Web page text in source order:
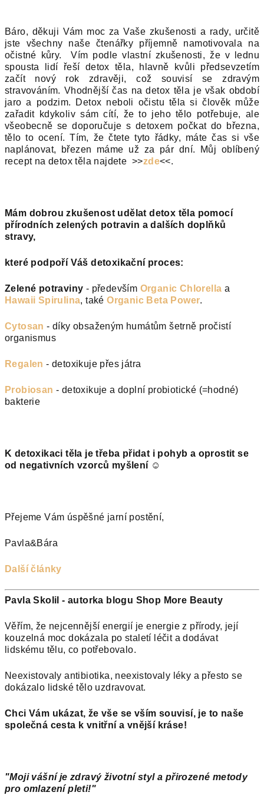
Báro, děkuji Vám moc za Vaše zkušenosti a rady, určitě
jste všechny naše čtenářky příjemně namotivovala na
očistné kůry.Vím podle vlastní zkušenosti, že v lednu
spousta lidí řeší detox těla, hlavně kvůli předsevzetím
začít nový rok zdravěji, což souvisí se zdravým
stravováním. Vhodnější čas na detox těla je však období
jaro a podzim. Detox neboli očistu těla si člověk může
zařadit kdykoliv sám cítí, že to jeho tělo potřebuje, ale
všeobecně se doporučuje s detoxem počkat do března,
tělo to ocení. Tím, že čtete tyto řádky, máte čas si vše
naplánovat, březen máme už za pár dní. Můj oblíbený
recept na detox těla najdete >>zde<<.
Mám dobrou zkušenost udělat detox těla pomocí
přírodních zelených potravin a dalších doplňků
stravy,
které podpoří Váš detoxikační proces:
Zelené potraviny - především Organic Chlorella a
Hawaii Spirulina, také Organic Beta Power.
Cytosan - díky obsaženým humátům šetrně pročistí
organismus
Regalen - detoxikuje přes játra
Probiosan - detoxikuje a doplní probiotické (=hodné)
bakterie
K detoxikaci těla je třeba přidat i pohyb a oprostit se
od negativních vzorců myšlení ☺
Přejeme Vám úspěšné jarní postění,
Pavla&Bára
Další články
Pavla Skolil - autorka blogu Shop More Beauty
Věřím, že nejcennější energií je energie z přírody, její
kouzelná moc dokázala po staletí léčit a dodávat
lidskému tělu, co potřebovalo.
Neexistovaly antibiotika, neexistovaly léky a přesto se
dokázalo lidské tělo uzdravovat.
Chci Vám ukázat, že vše se vším souvisí, je to naše
společná cesta k vnitřní a vnější kráse!
"Moji vášní je zdravý životní styl a přirozené metody
pro omlazení pleti!"